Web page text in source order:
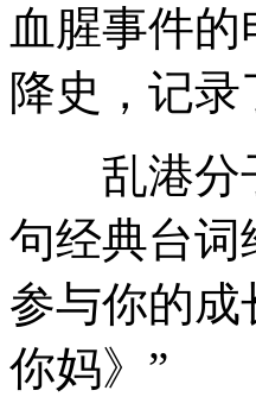
血腥事件
降史，记
乱港分子
句经典台词
参与你的
你妈》”